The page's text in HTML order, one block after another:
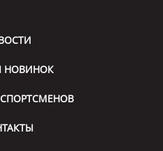
НОВИНОК